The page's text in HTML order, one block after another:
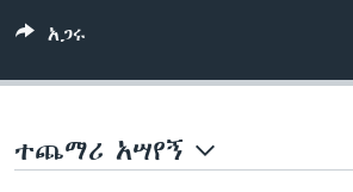
አጋሩ
ተጨማሪ አሣየኝ